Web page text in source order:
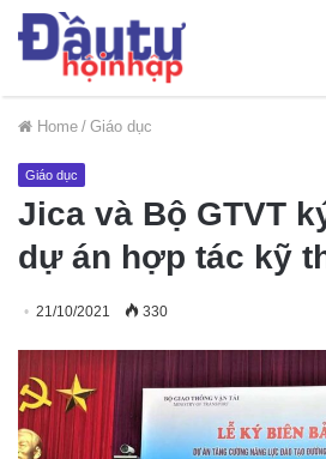
Home / Giáo dục
Giáo dục
Jica và Bộ GTVT
dự án hợp tác kỹ
21/10/2021 330